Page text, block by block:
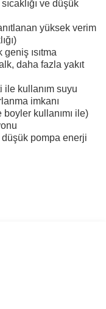
ve düşük
yüksek verim
geniş ısıtma
daha fazla yakıt
ile kullanım suyu
imkanı
kullanımı ile)
düşük pompa enerji